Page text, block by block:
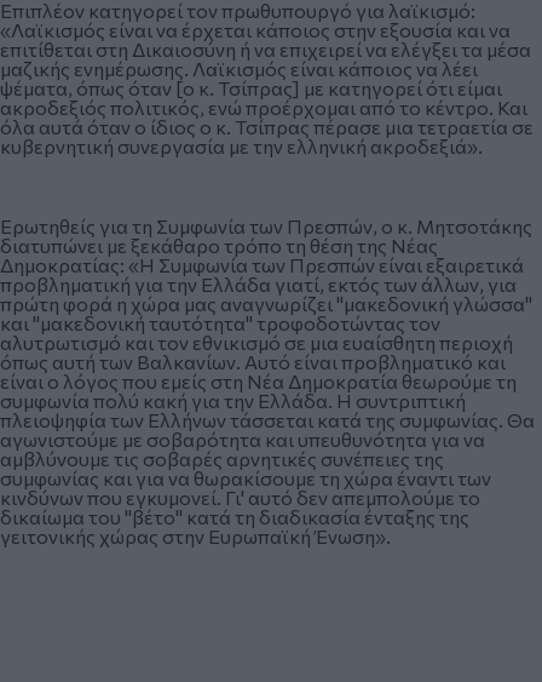
Επιπλέον κατηγορεί τον πρωθυπουργό για λαϊκισμό:
«Λαϊκισμός είναι να έρχεται κάποιος στην εξουσία και να
επιτίθεται στη Δικαιοσύνη ή να επιχειρεί να ελέγξει τα μέσα
μαζικής ενημέρωσης. Λαϊκισμός είναι κάποιος να λέει
ψέματα, όπως όταν [ο κ. Τσίπρας] με κατηγορεί ότι είμαι
ακροδεξιός πολιτικός, ενώ προέρχομαι από το κέντρο. Και
όλα αυτά όταν ο ίδιος ο κ. Τσίπρας πέρασε μια τετραετία σε
κυβερνητική συνεργασία με την ελληνική ακροδεξιά».
Ερωτηθείς για τη Συμφωνία των Πρεσπών, ο κ. Μητσοτάκης
διατυπώνει με ξεκάθαρο τρόπο τη θέση της Νέας
Δημοκρατίας: «Η Συμφωνία των Πρεσπών είναι εξαιρετικά
προβληματική για την Ελλάδα γιατί, εκτός των άλλων, για
πρώτη φορά η χώρα μας αναγνωρίζει "μακεδονική γλώσσα"
και "μακεδονική ταυτότητα" τροφοδοτώντας τον
αλυτρωτισμό και τον εθνικισμό σε μια ευαίσθητη περιοχή
όπως αυτή των Βαλκανίων. Αυτό είναι προβληματικό και
είναι ο λόγος που εμείς στη Νέα Δημοκρατία θεωρούμε τη
συμφωνία πολύ κακή για την Ελλάδα. Η συντριπτική
πλειοψηφία των Ελλήνων τάσσεται κατά της συμφωνίας. Θα
αγωνιστούμε με σοβαρότητα και υπευθυνότητα για να
αμβλύνουμε τις σοβαρές αρνητικές συνέπειες της
συμφωνίας και για να θωρακίσουμε τη χώρα έναντι των
κινδύνων που εγκυμονεί. Γι' αυτό δεν απεμπολούμε το
δικαίωμα του "βέτο" κατά τη διαδικασία ένταξης της
γειτονικής χώρας στην Ευρωπαϊκή Ένωση».